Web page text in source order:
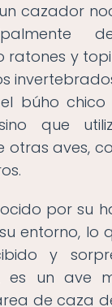
cazador
ratones y
búho chico
que
aves,
por su
entorno, lo
y
es un ave
de caza